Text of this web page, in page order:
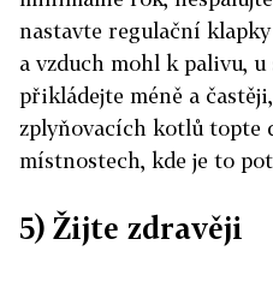
nastavte regulační
a vzduch mohl k palivu,
přikládejte méně a
zplyňovacích kotlů topte
místnostech, kde je to
5) Žijte zdravěji